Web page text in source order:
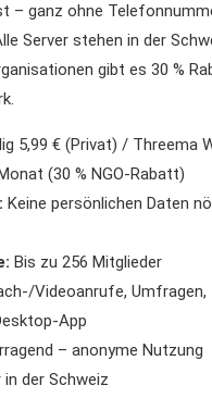
– ganz ohne
Server stehen in der
gibt es 30 %
5,99 € (Privat) / Threema
(30 % NGO-Rabatt)
Keine persönlichen Daten
Bis zu 256 Mitglieder
Videoanrufe, Umfragen,
App
– anonyme Nutzung
der Schweiz